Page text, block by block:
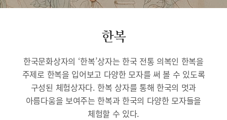
한복
한국문화상자의 ‘한복’상자는 한국 전통 의복인 한복을
주제로 한복을 입어보고 다양한 모자를 써 볼 수 있도록
구성된 체험상자다. 한복 상자를 통해 한국의 멋과
아름다움을 보여주는 한복과 한국의 다양한 모자들을
체험할 수 있다.